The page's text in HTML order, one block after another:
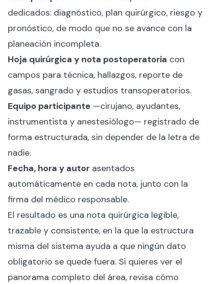
dedicados: diagnóstico, plan quirúrgico, riesgo y
pronóstico, de modo que no se avance con la
planeación incompleta.
Hoja quirúrgica y nota postoperatoria con
campos para técnica, hallazgos, reporte de
gasas, sangrado y estudios transoperatorios.
Equipo participante —cirujano, ayudantes,
instrumentista y anestesiólogo— registrado de
forma estructurada, sin depender de la letra de
nadie.
Fecha, hora y autor asentados
automáticamente en cada nota, junto con la
firma del médico responsable.
El resultado es una nota quirúrgica legible,
trazable y consistente, en la que la estructura
misma del sistema ayuda a que ningún dato
obligatorio se quede fuera. Si quieres ver el
panorama completo del área, revisa cómo